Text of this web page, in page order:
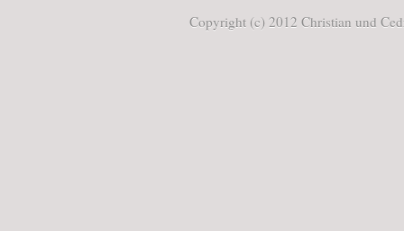
Copyright (c) 2012 Christian und